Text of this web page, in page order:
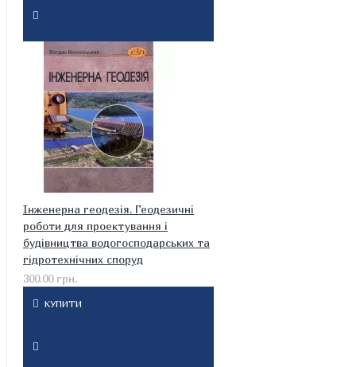
Інженерна геодезія. Геодезичні
роботи для проектування і
будівництва водогосподарських та
гідротехнічних споруд
300.00 грн.
КУПИТИ